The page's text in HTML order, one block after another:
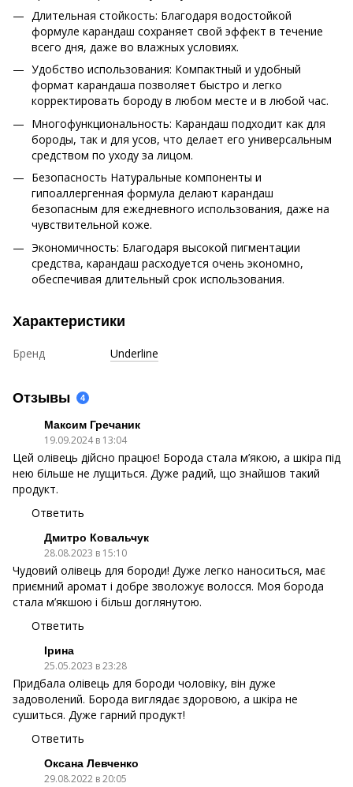
Длительная стойкость: Благодаря водостойкой
формуле карандаш сохраняет свой эффект в течение
всего дня, даже во влажных условиях.
Удобство использования: Компактный и удобный
формат карандаша позволяет быстро и легко
корректировать бороду в любом месте и в любой час.
Многофункциональность: Карандаш подходит как для
бороды, так и для усов, что делает его универсальным
средством по уходу за лицом.
Безопасность Натуральные компоненты и
гипоаллергенная формула делают карандаш
безопасным для ежедневного использования, даже на
чувствительной коже.
Экономичность: Благодаря высокой пигментации
средства, карандаш расходуется очень экономно,
обеспечивая длительный срок использования.
Характеристики
Бренд Underline
Отзывы 4
Максим Гречаник
19.09.2024 в 13:04
Цей олівець дійсно працює! Борода стала м’якою, а шкіра під
нею більше не лущиться. Дуже радий, що знайшов такий
продукт.
Ответить
Дмитро Ковальчук
28.08.2023 в 15:10
Чудовий олівець для бороди! Дуже легко наноситься, має
приємний аромат і добре зволожує волосся. Моя борода
стала м’якшою і більш доглянутою.
Ответить
Ірина
25.05.2023 в 23:28
Придбала олівець для бороди чоловіку, він дуже
задоволений. Борода виглядає здоровою, а шкіра не
сушиться. Дуже гарний продукт!
Ответить
Оксана Левченко
29.08.2022 в 20:05